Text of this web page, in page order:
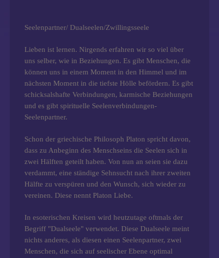
Seelenpartner/ Dualseelen/Zwillingsseele
Lieben ist lernen. Nirgends erfahren wir so viel über
uns selber, wie in Beziehungen. Es gibt Menschen, die
können uns in einem Moment in den Himmel und im
nächsten Moment in die tiefste Hölle befördern. Es gibt
schicksalshafte Verbindungen, karmische Beziehungen
und es gibt spirituelle Seelenverbindungen-
Seelenpartner.
Schon der griechische Philosoph Platon spricht davon,
dass zu Anbeginn des Menschseins die Seelen sich in
zwei Hälften geteilt haben. Von nun an seien sie dazu
verdammt, eine ständige Sehnsucht nach ihrer zweiten
Hälfte zu verspüren und den Wunsch, sich wieder zu
vereinen. Diese nennt Platon Liebe.
In esoterischen Kreisen wird heutzutage oftmals der
Begriff "Dualseele" verwendet. Diese Dualseele meint
nichts anderes, als diesen einen Seelenpartner, zwei
Menschen, die sich auf seelischer Ebene optimal